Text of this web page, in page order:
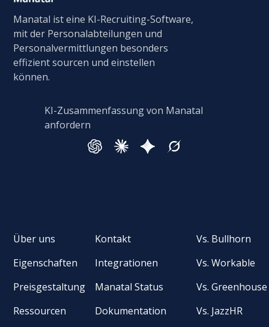
Manatal ist eine KI-Recruiting-Software,
mit der Personalabteilungen und
Personalvermittlungen besonders
effizient sourcen und einstellen
können.
KI-Zusammenfassung von Manatal
anfordern
Über uns
Eigenschaften
Preisgestaltung
Ressourcen
Kontakt
Integrationen
Manatal Status
Dokumentation
Vs. Bullhorn
Vs. Workable
Vs. Greenhouse
Vs. JazzHR